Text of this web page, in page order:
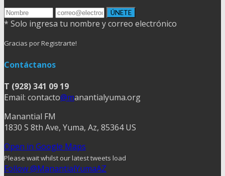
* Solo ingresa tu nombre y correo electrónico
Gracias por Registrarte!
Contáctanos
T (928) 341 09 19
Email: contacto@manantialyuma.org
Manantial FM
1830 S 8th Ave, Yuma, Az, 85364 US
Open in Google Maps
Please wait whilst our latest tweets load
Follow @ManantialYumaAZ